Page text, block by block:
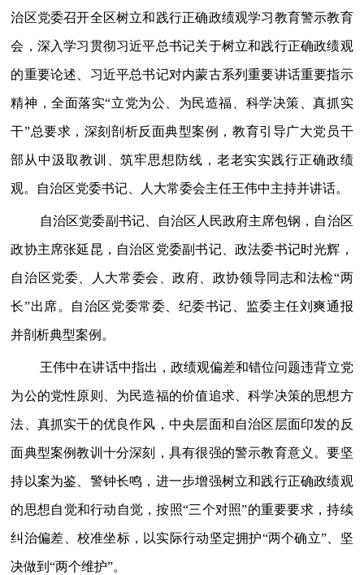
长者模式
治区党委召开全区树立和践行正确政绩观学习教育警示教育
会，深入学习贯彻习近平总书记关于树立和践行正确政绩观
的重要论述、习近平总书记对内蒙古系列重要讲话重要指示
精神，全面落实“立党为公、为民造福、科学决策、真抓实
干”总要求，深刻剖析反面典型案例，教育引导广大党员干
部从中汲取教训、筑牢思想防线，老老实实践行正确政绩
观。自治区党委书记、人大常委会主任王伟中主持并讲话。
自治区党委副书记、自治区人民政府主席包钢，自治区
政协主席张延昆，自治区党委副书记、政法委书记时光辉，
自治区党委、人大常委会、政府、政协领导同志和法检“两
长”出席。自治区党委常委、纪委书记、监委主任刘爽通报
并剖析典型案例。
王伟中在讲话中指出，政绩观偏差和错位问题违背立党
为公的党性原则、为民造福的价值追求、科学决策的思想方
法、真抓实干的优良作风，中央层面和自治区层面印发的反
面典型案例教训十分深刻，具有很强的警示教育意义。要坚
持以案为鉴、警钟长鸣，进一步增强树立和践行正确政绩观
的思想自觉和行动自觉，按照“三个对照”的重要要求，持续
纠治偏差、校准坐标，以实际行动坚定拥护“两个确立”、坚
决做到“两个维护”。